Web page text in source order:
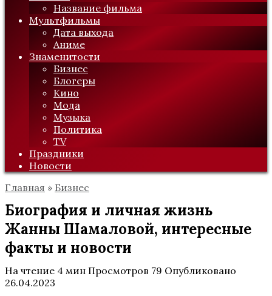
Название фильма
Мультфильмы
Дата выхода
Аниме
Знаменитости
Бизнес
Блогеры
Кино
Мода
Музыка
Политика
TV
Праздники
Новости
Главная » Бизнес
Биография и личная жизнь
Жанны Шамаловой, интересные
факты и новости
На чтение 4 мин Просмотров 79 Опубликовано
26.04.2023